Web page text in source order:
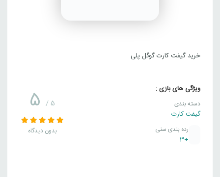
خرید گیفت کارت گوگل پلی
ویژگی های بازی :
دسته بندی
گیفت کارت
رده بندی سنی
+3
5 / 5
بدون دیدگاه